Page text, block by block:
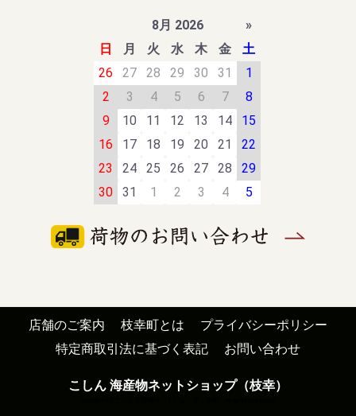
8月 2026
»
日
月 火 水 木 金
土
26
27 28 29 30 31
1
2
3 4 5 6 7
8
9
10 11 12 13 14
15
16
17 18 19 20 21
22
23
24 25 26 27 28
29
30
31 1 2 3 4 5
店舗のご案内 枝幸町とは
プライバシーポリシー
特定商取引法に基づく表記
お問い合わせ
こしん 海産物ネットショップ（枝幸）